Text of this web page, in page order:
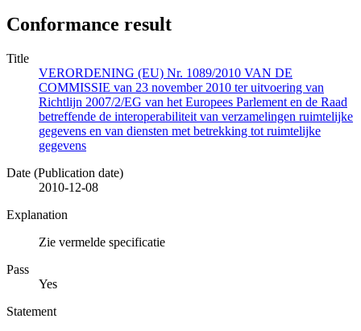
Conformance result
Title
VERORDENING (EU) Nr. 1089/2010 VAN DE
COMMISSIE van 23 november 2010 ter uitvoering van
Richtlijn 2007/2/EG van het Europees Parlement en de Raad
betreffende de interoperabiliteit van verzamelingen ruimtelijke
gegevens en van diensten met betrekking tot ruimtelijke
gegevens
Date (Publication date)
2010-12-08
Explanation
Zie vermelde specificatie
Pass
Yes
Statement